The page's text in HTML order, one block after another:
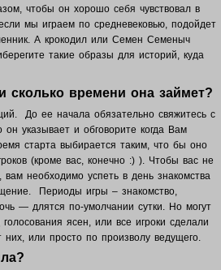
чтобы он хорошо себя чувствовал в
мы играем по средневековью, подойдет
А крокодил или Семен Семеныч
такие образы для историй, куда
сколько времени она займет?
До ее начала обязательно свяжитесь с
он указывает и обговорите когда Вам
старта выбирается таким, что бы оно
(кроме вас, конечно :) ). Чтобы вас не
необходимо успеть в день знакомства
Периоды игры – знакомство,
— длятся по-умолчании сутки. Но могут
ясен, или все игроки сделали
них, или просто по произволу ведущего.